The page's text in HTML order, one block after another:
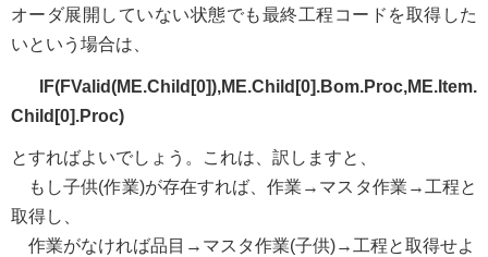
オーダ展開していない状態でも最終工程コードを取得した
いという場合は、
IF(FValid(ME.Child[0]),ME.Child[0].Bom.Proc,ME.Item.
Child[0].Proc)
とすればよいでしょう。これは、訳しますと、
もし子供(作業)が存在すれば、作業→マスタ作業→工程と
取得し、
作業がなければ品目→マスタ作業(子供)→工程と取得せよ